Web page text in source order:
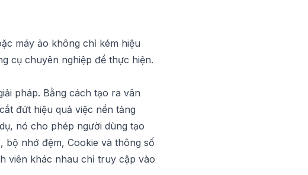
máy ảo không chỉ kém hiệu
cụ chuyên nghiệp để thực hiện.
pháp. Bằng cách tạo ra vân
đứt hiệu quả việc nền tảng
nó cho phép người dùng tạo
nhớ đệm, Cookie và thông số
viên khác nhau chỉ truy cập vào